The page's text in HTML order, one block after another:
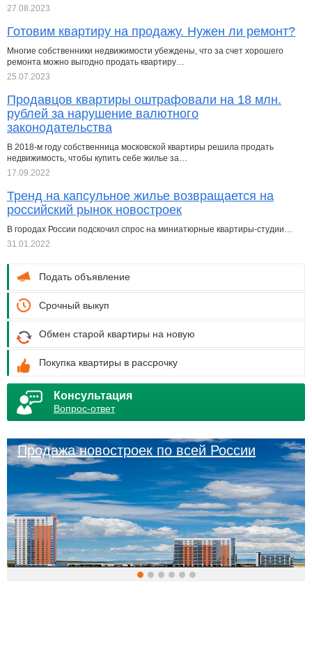
27.08.2023
Готовим квартиру на продажу. Нужен ли ремонт?
Многие собственники недвижимости убеждены, что за счет хорошего
ремонта можно выгодно продать квартиру…
25.07.2023
Продавцов квартиры оштрафовали на 18 млн.
рублей за нарушение валютного
законодательства
В 2018-м году собственница московской квартиры решила продать
недвижимость, чтобы купить себе жилье за…
17.09.2022
Тренд на капсульное жилье возвращается на
российский рынок новостроек
В городах России подскочил спрос на миниатюрные квартиры-студии…
31.01.2022
Подать объявление
Срочный выкуп
Обмен старой квартиры на новую
Покупка квартиры в рассрочку
Консультация
Вопрос-ответ
Продажа новостроек по всей России